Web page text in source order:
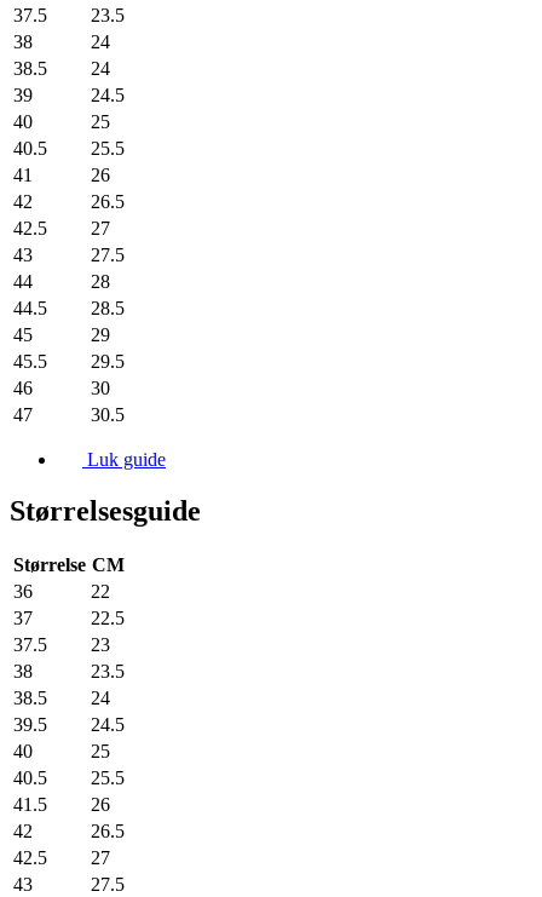
37.5
23.5
38
24
38.5
24
39
24.5
40
25
40.5
25.5
41
26
42
26.5
42.5
27
43
27.5
44
28
44.5
28.5
45
29
45.5
29.5
46
30
47
30.5
Luk guide
Størrelsesguide
Størrelse CM
36
22
37
22.5
37.5
23
38
23.5
38.5
24
39.5
24.5
40
25
40.5
25.5
41.5
26
42
26.5
42.5
27
43
27.5